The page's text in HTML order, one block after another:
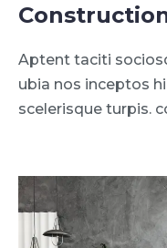
Aptent taciti
ubia nos inceptos
scelerisque turpis.